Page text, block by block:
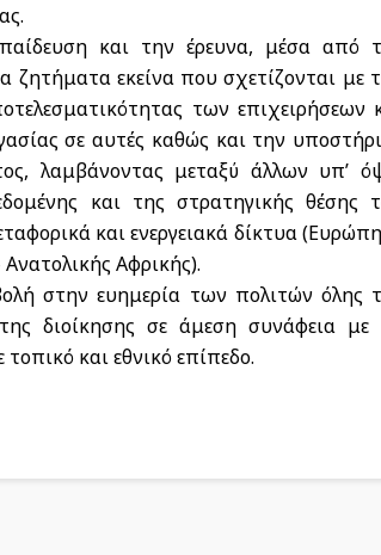
και την έρευνα, μέσα από
ζητήματα εκείνα που σχετίζονται με
των επιχειρήσεων
σε αυτές καθώς και την
λαμβάνοντας μεταξύ άλλων υπ’
και της στρατηγικής θέσης
και ενεργειακά δίκτυα
Αφρικής).
στην ευημερία των πολιτών όλης
διοίκησης σε άμεση συνάφεια με
και εθνικό επίπεδο.